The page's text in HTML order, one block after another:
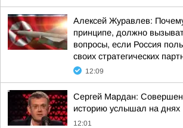
Алексей Журавлев:
принципе, должно
вопросы, если Россия
своих стратегических
12:09
Сергей Мардан:
историю услышал на днях
12:01